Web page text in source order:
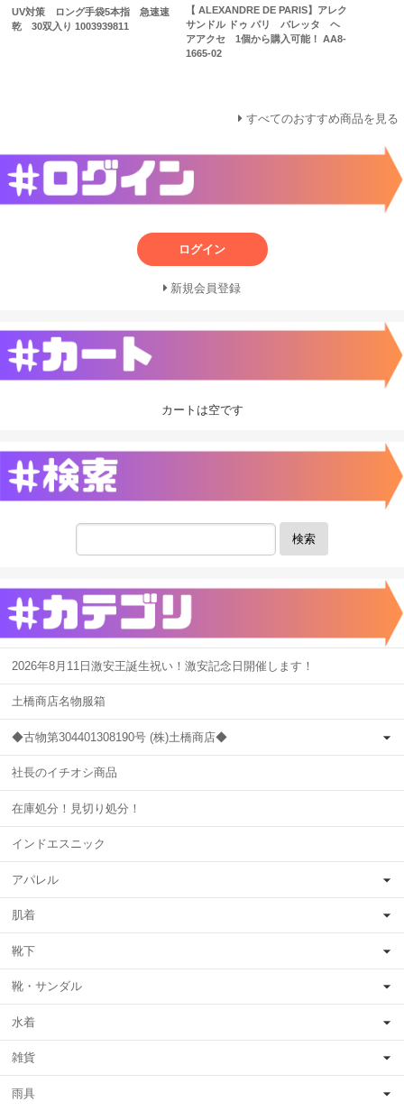
UV対策 ロング手袋5本指 急速速
乾 30双入り 1003939811
【 ALEXANDRE DE PARIS】アレク
サンドル ドゥ パリ バレッタ ヘ
アアクセ 1個から購入可能！ AA8-
1665-02
すべてのおすすめ商品を見る
ログイン
新規会員登録
カートは空です
検索
2026年8月11日激安王誕生祝い！激安記念日開催します！
土橋商店名物服箱
◆古物第304401308190号 (株)土橋商店◆
社長のイチオシ商品
在庫処分！見切り処分！
インドエスニック
アパレル
肌着
靴下
靴・サンダル
水着
雑貨
雨具